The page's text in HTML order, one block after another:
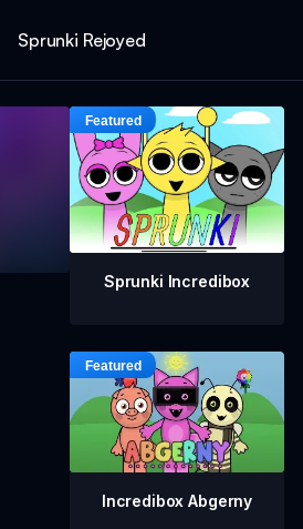
Sprunki Rejoyed
Sprunki Incredibox
Incredibox Abgerny